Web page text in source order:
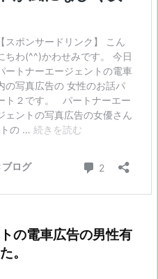
の電車広告の男性有
。